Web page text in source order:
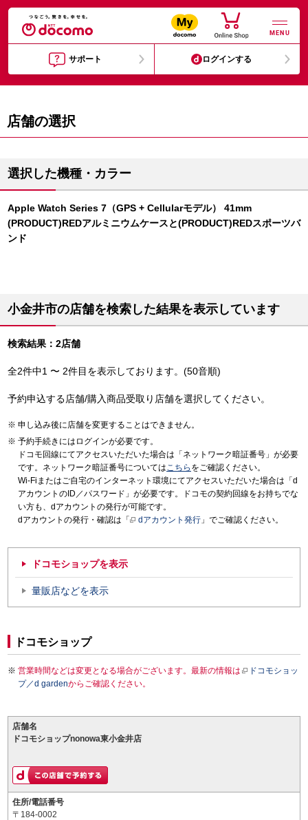
MENU
サポート ログインする
店舗の選択
選択した機種・カラー
Apple Watch Series 7（GPS + Cellularモデル） 41mm
(PRODUCT)REDアルミニウムケースと(PRODUCT)REDスポーツバ
ンド
小金井市の店舗を検索した結果を表示しています
検索結果：2店舗
全2件中1 〜 2件目を表示しております。(50音順)
予約申込する店舗/購入商品受取り店舗を選択してください。
申し込み後に店舗を変更することはできません。
予約手続きにはログインが必要です。
ドコモ回線にてアクセスいただいた場合は「ネットワーク暗証番号」が必要
です。ネットワーク暗証番号についてはこちら をご確認ください。
Wi-Fiまたはご自宅のインターネット環境にてアクセスいただいた場合は「d
アカウントのID／パスワード」が必要です。ドコモの契約回線をお持ちでな
い方も、dアカウントの発行が可能です。
dアカウントの発行・確認は「
dアカウント発行 」でご確認ください。
ドコモショップを表示
量販店などを表示
ドコモショップ
営業時間などは変更となる場合がございます。最新の情報は
ドコモショッ
プ／d gardenからご確認ください。
店舗名
ドコモショップnonowa東小金井店
住所/電話番号
〒184-0002